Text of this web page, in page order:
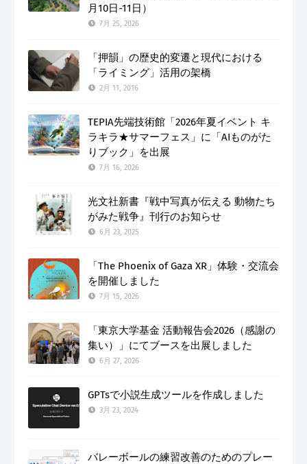
月10日-11日）
7月 25, 2026
「押韻」の歴史的変遷と現代における
「ライミング」活用の架橋
2月 11, 2016
TEPIA先端技術館「2026年夏イベント キ
ラキラ★サマーフェス」に「AIものがた
りブック」を出展
7月 16, 2026
光文社新書『戦中写真が伝える 動物たち
がみた戦争』刊行のお知らせ
6月 23, 2025
「The Phoenix of Gaza XR」体験・交流会
を開催しました
7月 15, 2026
「東京大学基金 活動報告会2026（感謝の
集い）」にてブースを出展しました
6月 27, 2026
GPTsで小説生成ツールを作成しました
3月 23, 2024
バレーボールの練習改善のためのプレー